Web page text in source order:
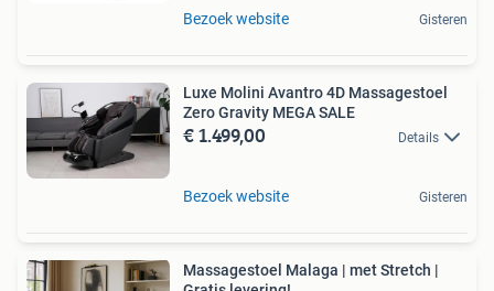
Bezoek website Gisteren
Luxe Molini Avantro 4D Massagestoel
Zero Gravity MEGA SALE
€ 1.499,00 Details
Bezoek website Gisteren
Massagestoel Malaga | met Stretch |